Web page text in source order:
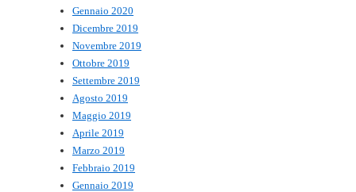
Gennaio 2020
Dicembre 2019
Novembre 2019
Ottobre 2019
Settembre 2019
Agosto 2019
Maggio 2019
Aprile 2019
Marzo 2019
Febbraio 2019
Gennaio 2019